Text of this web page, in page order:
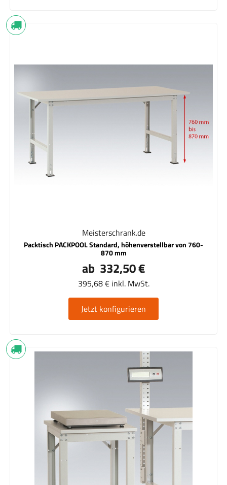
Meisterschrank.de
Packtisch PACKPOOL Standard, höhenverstellbar von 760-
870 mm
ab 332,50 €
395,68 € inkl. MwSt.
Jetzt konfigurieren